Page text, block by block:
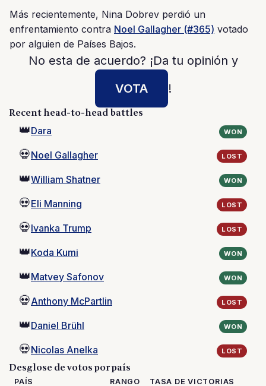
Más recientemente, Nina Dobrev perdió un
enfrentamiento contra Noel Gallagher (#365) votado
por alguien de Países Bajos.
No esta de acuerdo? ¡Da tu opinión y
VOTA
!
Recent head-to-head battles
👑Dara WON
💀Noel Gallagher LOST
👑William Shatner WON
💀Eli Manning LOST
💀Ivanka Trump LOST
👑Koda Kumi WON
👑Matvey Safonov WON
💀Anthony McPartlin LOST
👑Daniel Brühl WON
💀Nicolas Anelka LOST
Desglose de votos por país
PAÍS RANGO
TASA DE VICTORIAS